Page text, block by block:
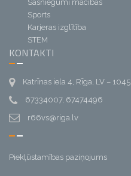
Sasniegumi mācībās
Sports
Karjeras izglītība
STEM
KONTAKTI
Katrīnas iela 4, Rīga, LV – 1045
67334007, 67474496
r66vs@riga.lv
Piekļūstamības paziņojums